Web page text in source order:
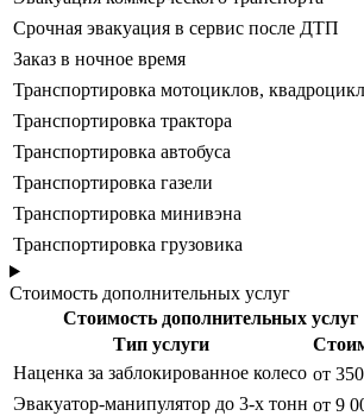
Срочная эвакуация в сервис после ДТП
Заказ в ночное время
Транспортировка мотоциклов,
Транспортировка трактора
Транспортировка автобуса
Транспортировка газели
Транспортировка минивэна
Транспортировка грузовика
Стоимость дополнительных услуг
Стоимость дополнительных услуг
Тип услуги
Наценка за заблокированное колесо от
Эвакуатор-манипулятор до 3-х тонн от 9